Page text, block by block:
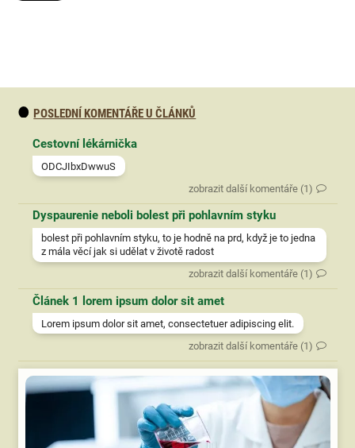
POSLEDNÍ KOMENTÁŘE U ČLÁNKŮ
Cestovní lékárnička
ODCJIbxDwwuS
zobrazit další komentáře (1)
Dyspaurenie neboli bolest při pohlavním styku
bolest při pohlavním styku, to je hodně na prd, když je to jedna
z mála věcí jak si udělat v životě radost
zobrazit další komentáře (1)
Článek 1 lorem ipsum dolor sit amet
Lorem ipsum dolor sit amet, consectetuer adipiscing elit.
zobrazit další komentáře (1)